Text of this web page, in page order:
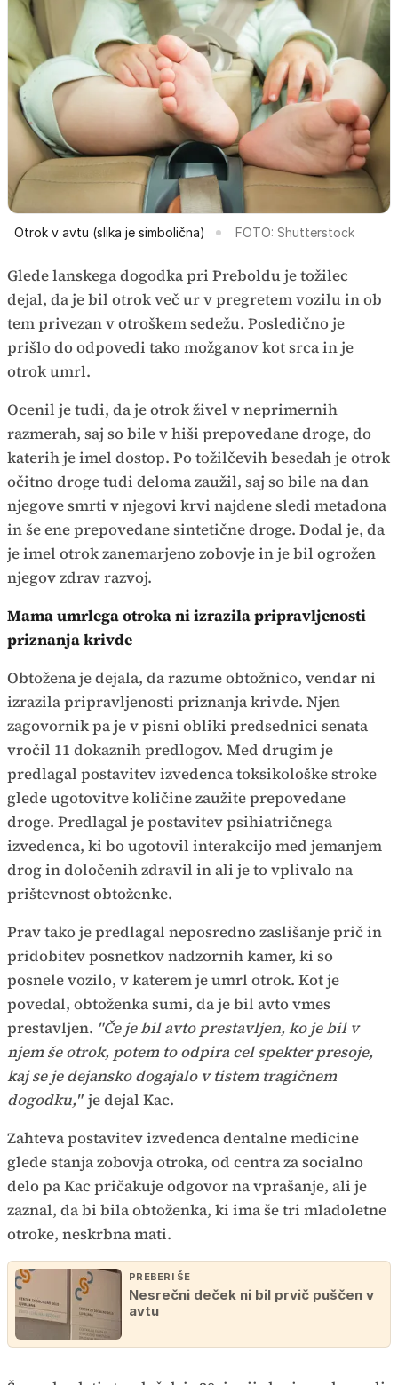
Otrok v avtu (slika je simbolična) FOTO: Shutterstock
Glede lanskega dogodka pri Preboldu je tožilec
dejal, da je bil otrok več ur v pregretem vozilu in ob
tem privezan v otroškem sedežu. Posledično je
prišlo do odpovedi tako možganov kot srca in je
otrok umrl.
Ocenil je tudi, da je otrok živel v neprimernih
razmerah, saj so bile v hiši prepovedane droge, do
katerih je imel dostop. Po tožilčevih besedah je otrok
očitno droge tudi deloma zaužil, saj so bile na dan
njegove smrti v njegovi krvi najdene sledi metadona
in še ene prepovedane sintetične droge. Dodal je, da
je imel otrok zanemarjeno zobovje in je bil ogrožen
njegov zdrav razvoj.
Mama umrlega otroka ni izrazila pripravljenosti
priznanja krivde
Obtožena je dejala, da razume obtožnico, vendar ni
izrazila pripravljenosti priznanja krivde. Njen
zagovornik pa je v pisni obliki predsednici senata
vročil 11 dokaznih predlogov. Med drugim je
predlagal postavitev izvedenca toksikološke stroke
glede ugotovitve količine zaužite prepovedane
droge. Predlagal je postavitev psihiatričnega
izvedenca, ki bo ugotovil interakcijo med jemanjem
drog in določenih zdravil in ali je to vplivalo na
prištevnost obtoženke.
Prav tako je predlagal neposredno zaslišanje prič in
pridobitev posnetkov nadzornih kamer, ki so
posnele vozilo, v katerem je umrl otrok. Kot je
povedal, obtoženka sumi, da je bil avto vmes
prestavljen. "Če je bil avto prestavljen, ko je bil v
njem še otrok, potem to odpira cel spekter presoje,
kaj se je dejansko dogajalo v tistem tragičnem
dogodku," je dejal Kac.
Zahteva postavitev izvedenca dentalne medicine
glede stanja zobovja otroka, od centra za socialno
delo pa Kac pričakuje odgovor na vprašanje, ali je
zaznal, da bi bila obtoženka, ki ima še tri mladoletne
otroke, neskrbna mati.
PREBERI ŠE
Nesrečni deček ni bil prvič puščen v
avtu